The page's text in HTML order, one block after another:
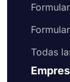
Todas